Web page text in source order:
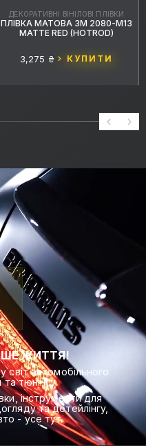
ДЕКОРАТИВНІ ВІНІЛОВІ ПЛІВКИ
ПЛІВКА МАТОВА 3M 2080-M13
MATTE RED (HOTROD)
3,275 ₴ КУПИТИ
ЖИТТЯ!
світ автомобільного
тюнінгу.
інструменти для
та детейлінгу,
- усе тут.